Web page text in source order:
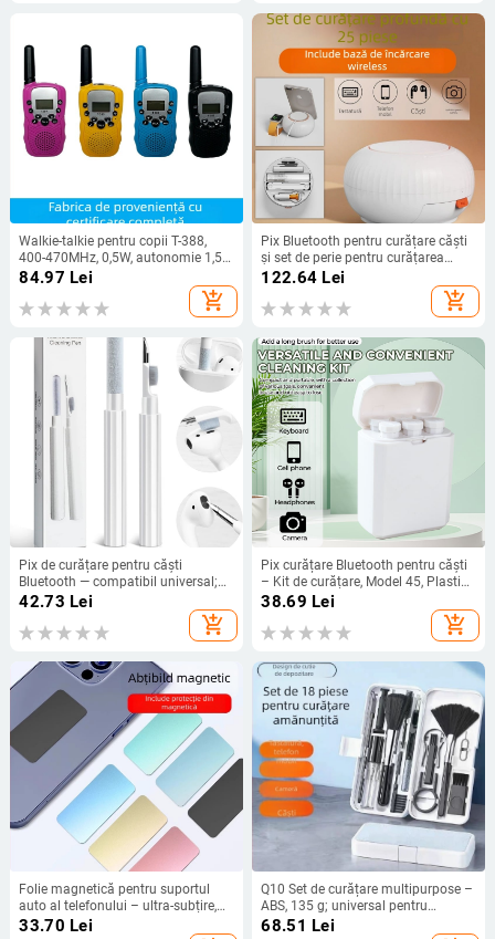
Walkie-talkie pentru copii T-388,
400-470MHz, 0,5W, autonomie 1,5–
3km, 4 baterii AA, cu display
84.97 Lei
add_shopping_cart
Pix Bluetooth pentru curățare căști
și set de perie pentru curățarea
tastaturii - compatibil cu
calculatorul și telefonul mobil,
model q6x, piele PU
122.64 Lei
add_shopping_cart
Pix de curățare pentru căști
Bluetooth — compatibil universal;
corp din plastic; model Q2; greutate
14,7 g; Funcție: curățare căști,
telefoane mobile și alte dispozitive
42.73 Lei
add_shopping_cart
Pix curățare Bluetooth pentru căști
– Kit de curățare, Model 45, Plastic,
Greutate 16
38.69 Lei
add_shopping_cart
Folie magnetică pentru suportul
auto al telefonului – ultra-subțire,
model 1, compatibil universal.
33.70 Lei
Q10 Set de curățare multipurpose –
ABS, 135 g; universal pentru
telefoane, tablete și tastaturi; 100
68.51 Lei